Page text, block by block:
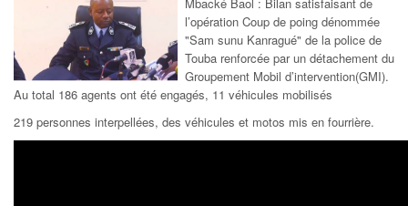
l’opération Coup de poing dénommée
"Sam sunu Kanragué" de la police de
Touba renforcée par un détachement du
Groupement Mobil d’intervention(GMI).
Au total 186 agents ont été engagés, 11 véhicules mobilisés
219 personnes interpellées, des véhicules et motos mis en fourrière.